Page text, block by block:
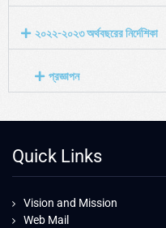
২০২২-২০২৩ অর্থবছরের নির্দেশিকা
প্রজ্ঞাপন
Quick Links
Vision and Mission
Web Mail